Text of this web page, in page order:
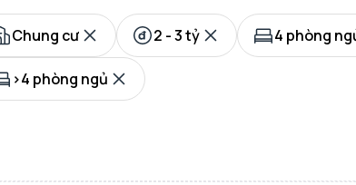
Chung cư 2 - 3 tỷ 4 phòng
>4 phòng ngủ